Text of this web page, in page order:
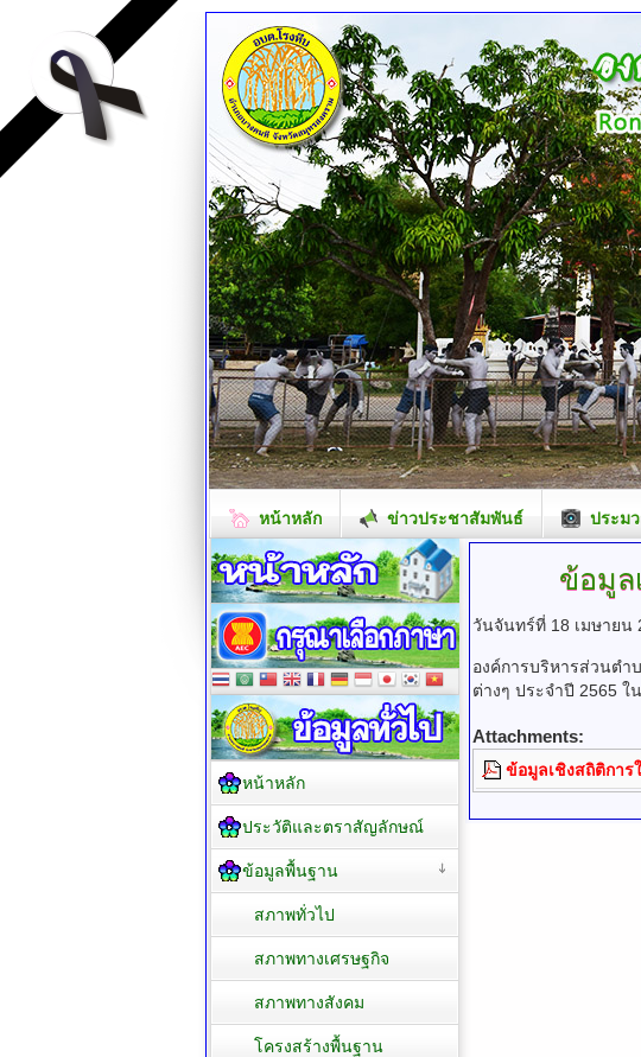
หน้าหลัก ข่าวประชาสัมพันธ์ ประม
ข้อมูล
วันจันทร์ที่ 18 เมษายน
องค์การบริหารส่วนตำ
ต่างๆ ประจำปี 2565 ใ
Attachments:
ข้อมูลเชิงสถิติกา
หน้าหลัก
ประวัติและตราสัญลักษณ์
ข้อมูลพื้นฐาน
สภาพทั่วไป
สภาพทางเศรษฐกิจ
สภาพทางสังคม
โครงสร้างพื้นฐาน